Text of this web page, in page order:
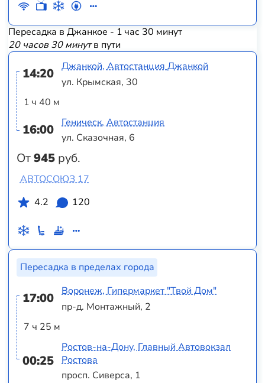
Пересадка в Джанкое - 1 час 30 минут
20 часов 30 минутв пути
14:20
1 ч 40 м
16:00
От945 руб.
Джанкой, Автостанция Джанкой
ул. Крымская, 30
Геническ, Автостанция
ул. Сказочная, 6
АВТОСОЮЗ 17
4.2
120
Пересадка в пределах города
17:00
7 ч 25 м
00:25
Воронеж, Гипермаркет "Твой Дом"
пр-д. Монтажный, 2
Ростов-на-Дону, Главный Автовокзал
Ростова
просп. Сиверса, 1